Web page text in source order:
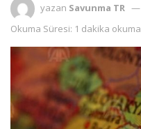
yazan Savunma TR
Okuma Süresi: 1 dakika okuma